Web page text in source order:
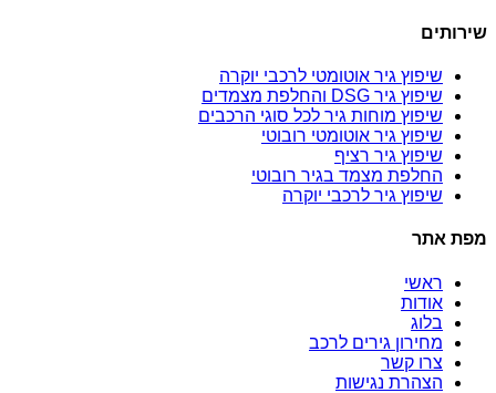
שירותים
שיפוץ גיר אוטומטי לרכבי יוקרה
שיפוץ גיר DSG והחלפת מצמדים
שיפוץ מוחות גיר לכל סוגי הרכבים
שיפוץ גיר אוטומטי רובוטי
שיפוץ גיר רציף
החלפת מצמד בגיר רובוטי
שיפוץ גיר לרכבי יוקרה
מפת אתר
ראשי
אודות
בלוג
מחירון גירים לרכב
צרו קשר
הצהרת נגישות